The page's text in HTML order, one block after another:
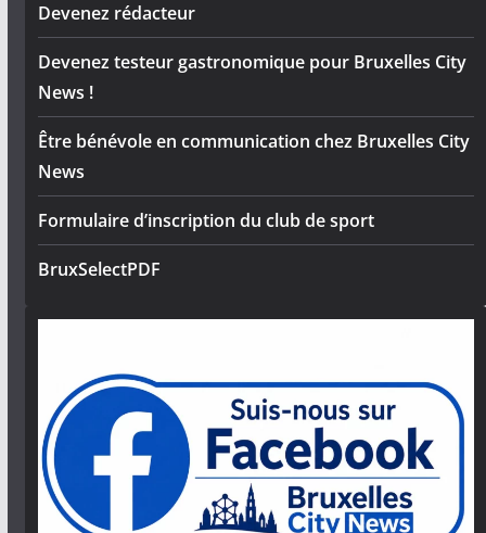
Devenez rédacteur
Devenez testeur gastronomique pour Bruxelles City
News !
Être bénévole en communication chez Bruxelles City
News
Formulaire d’inscription du club de sport
BruxSelectPDF